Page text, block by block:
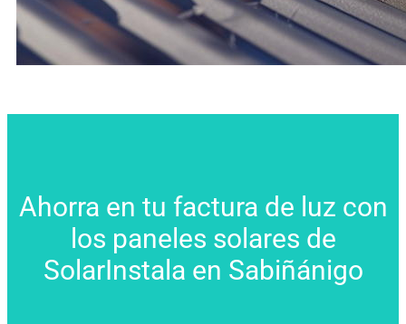
Ahorra en tu factura de luz con
los paneles solares de
SolarInstala en Sabiñánigo